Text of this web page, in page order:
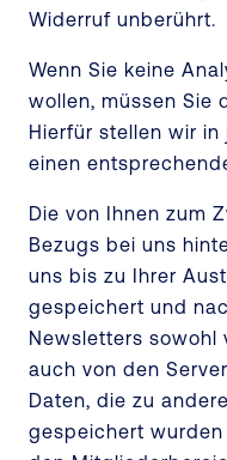
Widerruf unberührt.
Wenn Sie keine
wollen, müssen Sie
Hierfür stellen wir
einen
Die von Ihnen zum
Bezugs bei uns
uns bis zu Ihrer
gespeichert und
Newsletters sowohl
auch von den
Daten, die zu
gespeichert